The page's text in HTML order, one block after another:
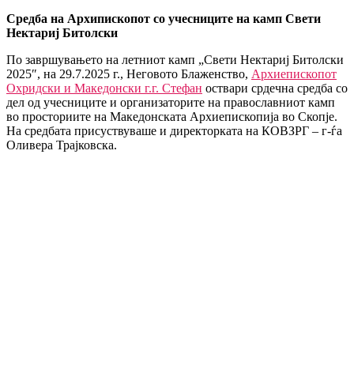
Средба на Архипископот со учесниците на камп Свети
Нектариј Битолски
По завршувањето на летниот камп „Свети Нектариј Битолски
2025″, на 29.7.2025 г., Неговото Блаженство, Архиепископот
Охридски и Македонски г.г. Стефан оствари срдечна средба со
дел од учесниците и организаторите на православниот камп
во просториите на Македонската Архиепископија во Скопје.
На средбата присуствуваше и директорката на КОВЗРГ – г-ѓа
Оливера Трајковска.